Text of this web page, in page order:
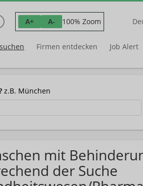
A+ A- 100% Zoom
Firmen entdecken Job Alert
z.B. München
mit
der Suche